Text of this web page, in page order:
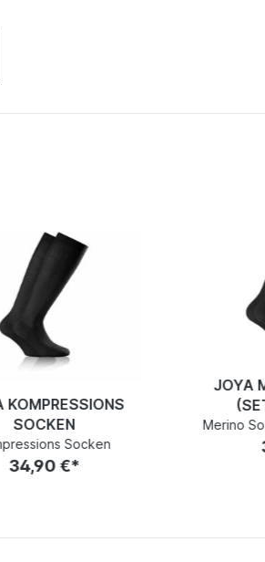
KOMPRESSIONS
SOCKEN
Socken
34,90 €*
JOYA
Merino